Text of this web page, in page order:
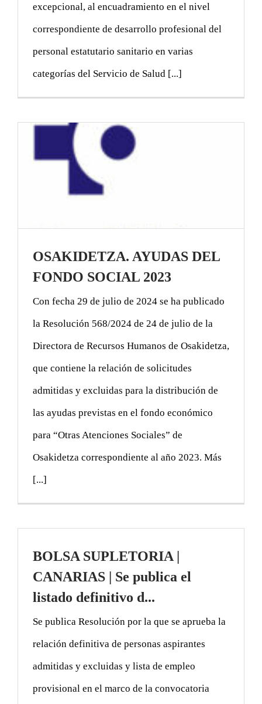
excepcional, al encuadramiento en el nivel
correspondiente de desarrollo profesional del
personal estatutario sanitario en varias
categorías del Servicio de Salud [...]
OSAKIDETZA. AYUDAS DEL
FONDO SOCIAL 2023
Con fecha 29 de julio de 2024 se ha publicado
la Resolución 568/2024 de 24 de julio de la
Directora de Recursos Humanos de Osakidetza,
que contiene la relación de solicitudes
admitidas y excluidas para la distribución de
las ayudas previstas en el fondo económico
para “Otras Atenciones Sociales” de
Osakidetza correspondiente al año 2023. Más
[...]
BOLSA SUPLETORIA |
CANARIAS | Se publica el
listado definitivo d...
Se publica Resolución por la que se aprueba la
relación definitiva de personas aspirantes
admitidas y excluidas y lista de empleo
provisional en el marco de la convocatoria